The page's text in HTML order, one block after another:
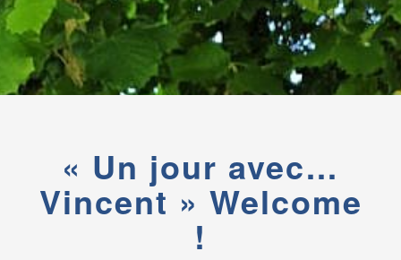
« Un jour avec…
Vincent » Welcome
!